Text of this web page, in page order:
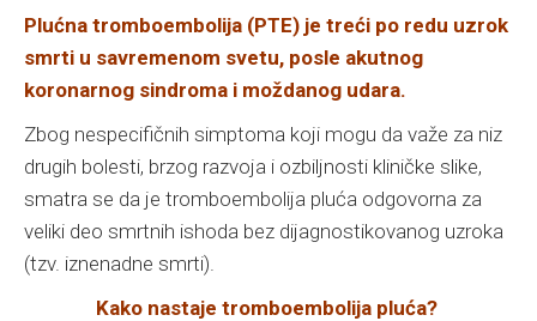
Plućna tromboembolija (PTE) je treći po redu uzrok
smrti u savremenom svetu, posle akutnog
koronarnog sindroma i moždanog udara.
Zbog nespecifičnih simptoma koji mogu da važe za niz
drugih bolesti, brzog razvoja i ozbiljnosti kliničke slike,
smatra se da je tromboembolija pluća odgovorna za
veliki deo smrtnih ishoda bez dijagnostikovanog uzroka
(tzv. iznenadne smrti).
Kako nastaje tromboembolija pluća?